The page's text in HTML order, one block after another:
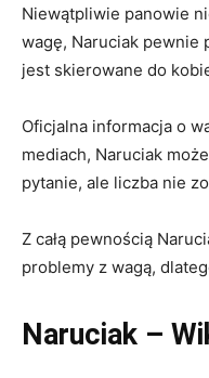
Niewątpliwie panowie
wagę, Naruciak pewnie
jest skierowane do
Oficjalna informacja o
mediach, Naruciak
pytanie, ale liczba nie
Z całą pewnością
problemy z wagą,
Naruciak –